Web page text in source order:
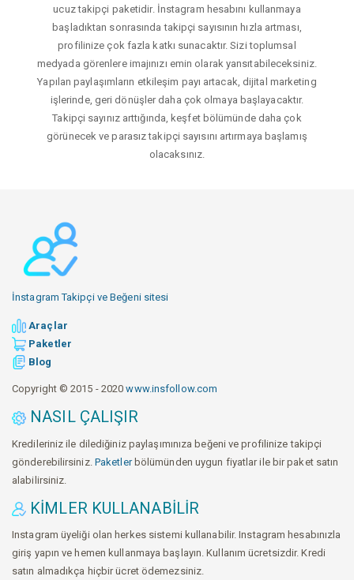
ucuz takipçi paketidir. İnstagram hesabını kullanmaya
başladıktan sonrasında takipçi sayısının hızla artması,
profilinize çok fazla katkı sunacaktır. Sizi toplumsal
medyada görenlere imajınızı emin olarak yansıtabileceksiniz.
Yapılan paylaşımların etkileşim payı artacak, dijital marketing
işlerinde, geri dönüşler daha çok olmaya başlayacaktır.
Takipçi sayınız arttığında, keşfet bölümünde daha çok
görünecek ve parasız takipçi sayısını artırmaya başlamış
olacaksınız.
İnstagram Takipçi ve Beğeni sitesi
Araçlar
Paketler
Blog
Copyright © 2015 - 2020www.insfollow.com
NASIL ÇALIŞIR
Kredileriniz ile dilediğiniz paylaşımınıza beğeni ve profilinize takipçi
gönderebilirsiniz. Paketlerbölümünden uygun fiyatlar ile bir paket satın
alabilirsiniz.
KIMLER KULLANABILIR
Instagram üyeliği olan herkes sistemi kullanabilir. Instagram hesabınızla
giriş yapın ve hemen kullanmaya başlayın. Kullanım ücretsizdir. Kredi
satın almadıkça hiçbir ücret ödemezsiniz.